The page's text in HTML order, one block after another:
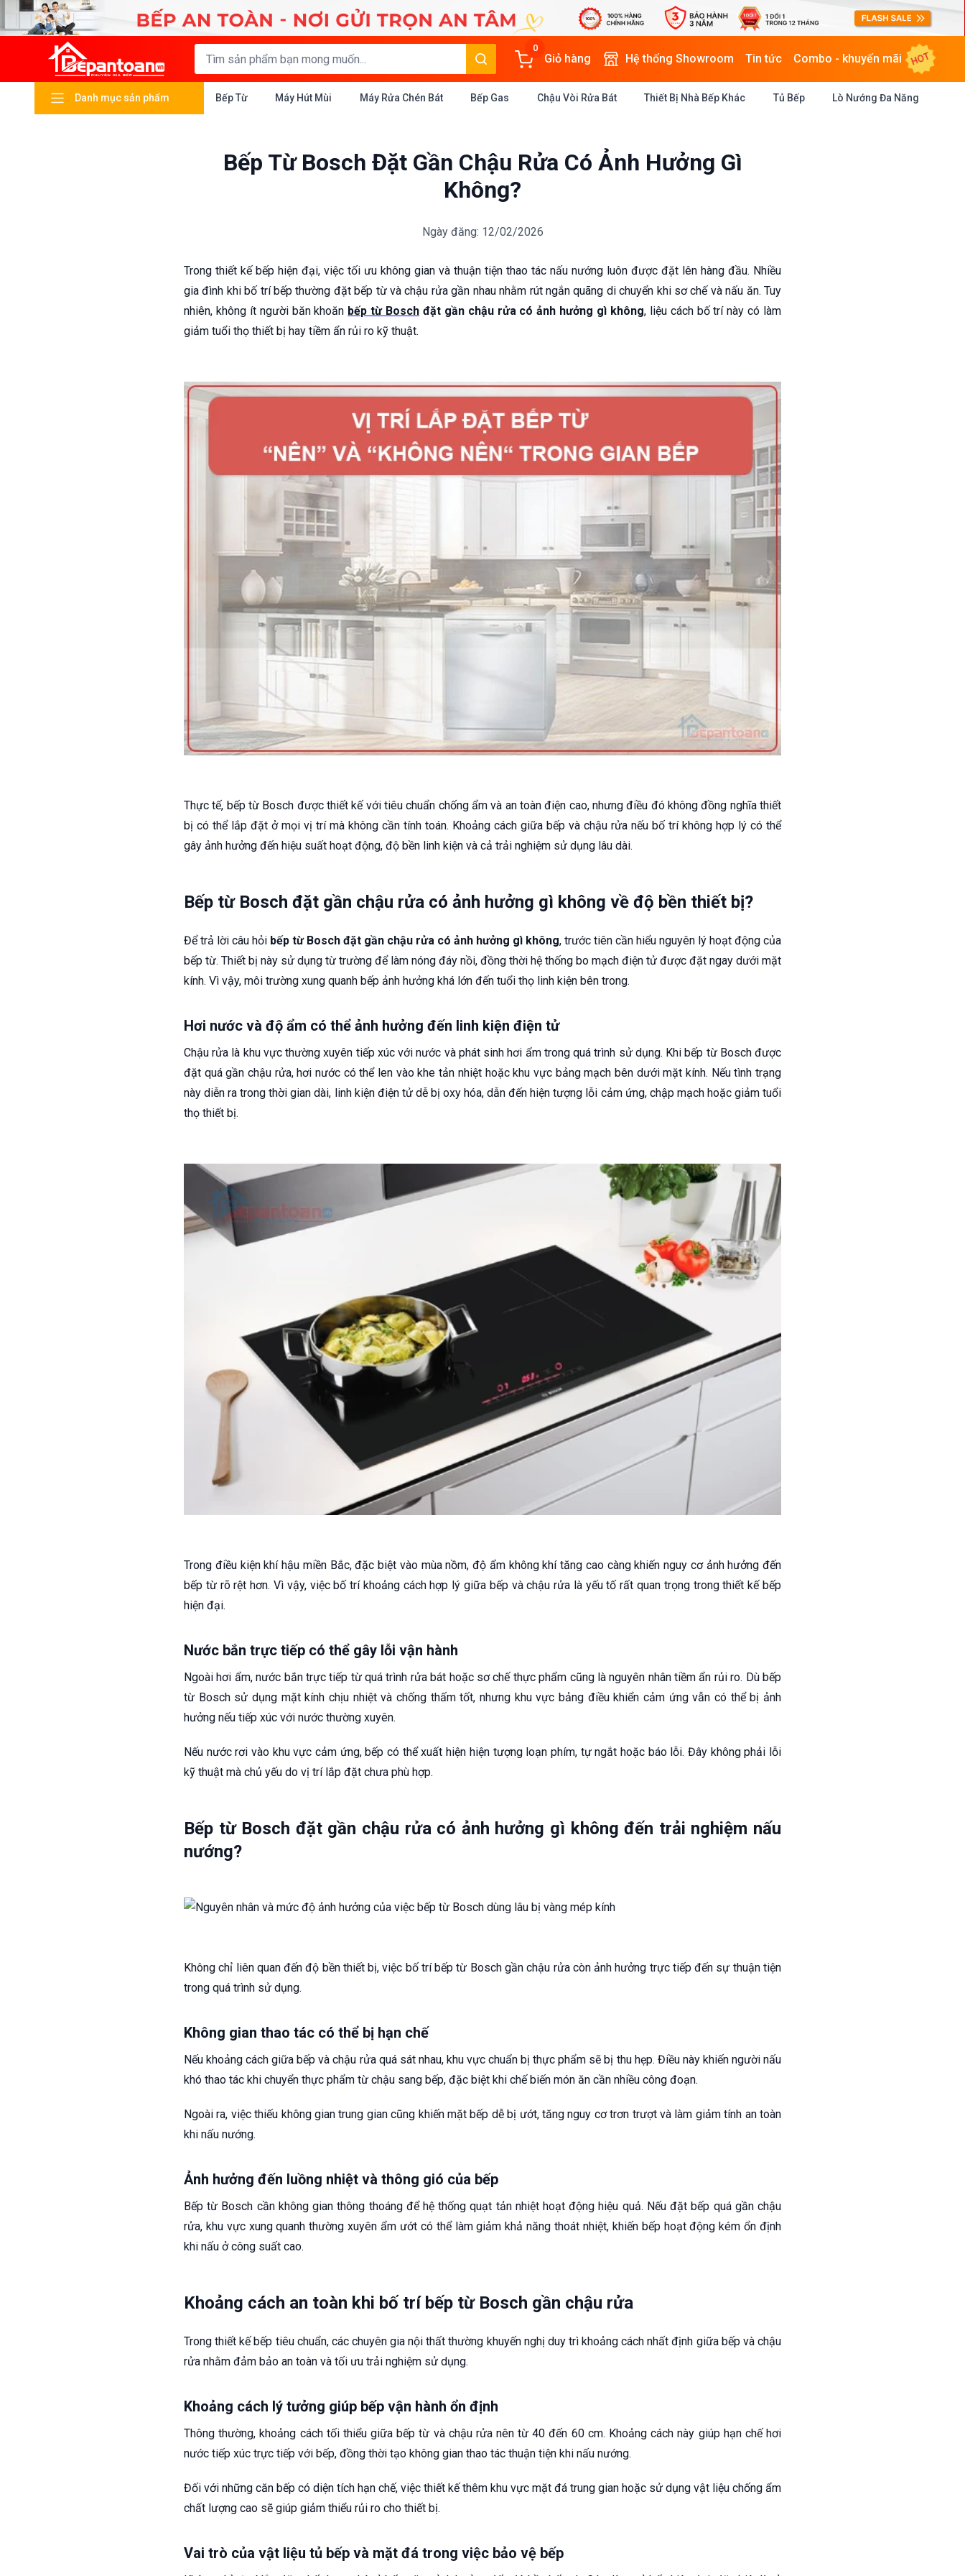
0
Giỏ hàng Hệ thống Showroom Tin tức Combo - khuyến mãi HOT
Danh mục sản phẩm Bếp Từ Máy Hút Mùi Máy Rửa Chén Bát Bếp Gas Chậu Vòi Rửa Bát Thiết Bị Nhà Bếp Khác Tủ Bếp Lò Nướng Đa Năng
Bếp Từ Bosch Đặt Gần Chậu Rửa Có Ảnh Hưởng Gì
Không?
Ngày đăng: 12/02/2026
Trong thiết kế bếp hiện đại, việc tối ưu không gian và thuận tiện thao tác nấu nướng luôn được đặt lên hàng đầu. Nhiều
gia đình khi bố trí bếp thường đặt bếp từ và chậu rửa gần nhau nhằm rút ngắn quãng di chuyển khi sơ chế và nấu ăn. Tuy
nhiên, không ít người băn khoăn bếp từ Bosch đặt gần chậu rửa có ảnh hưởng gì không, liệu cách bố trí này có làm
giảm tuổi thọ thiết bị hay tiềm ẩn rủi ro kỹ thuật.
Thực tế, bếp từ Bosch được thiết kế với tiêu chuẩn chống ẩm và an toàn điện cao, nhưng điều đó không đồng nghĩa thiết
bị có thể lắp đặt ở mọi vị trí mà không cần tính toán. Khoảng cách giữa bếp và chậu rửa nếu bố trí không hợp lý có thể
gây ảnh hưởng đến hiệu suất hoạt động, độ bền linh kiện và cả trải nghiệm sử dụng lâu dài.
Bếp từ Bosch đặt gần chậu rửa có ảnh hưởng gì không về độ bền thiết bị?
Để trả lời câu hỏi bếp từ Bosch đặt gần chậu rửa có ảnh hưởng gì không, trước tiên cần hiểu nguyên lý hoạt động của
bếp từ. Thiết bị này sử dụng từ trường để làm nóng đáy nồi, đồng thời hệ thống bo mạch điện tử được đặt ngay dưới mặt
kính. Vì vậy, môi trường xung quanh bếp ảnh hưởng khá lớn đến tuổi thọ linh kiện bên trong.
Hơi nước và độ ẩm có thể ảnh hưởng đến linh kiện điện tử
Chậu rửa là khu vực thường xuyên tiếp xúc với nước và phát sinh hơi ẩm trong quá trình sử dụng. Khi bếp từ Bosch được
đặt quá gần chậu rửa, hơi nước có thể len vào khe tản nhiệt hoặc khu vực bảng mạch bên dưới mặt kính. Nếu tình trạng
này diễn ra trong thời gian dài, linh kiện điện tử dễ bị oxy hóa, dẫn đến hiện tượng lỗi cảm ứng, chập mạch hoặc giảm tuổi
thọ thiết bị.
Trong điều kiện khí hậu miền Bắc, đặc biệt vào mùa nồm, độ ẩm không khí tăng cao càng khiến nguy cơ ảnh hưởng đến
bếp từ rõ rệt hơn. Vì vậy, việc bố trí khoảng cách hợp lý giữa bếp và chậu rửa là yếu tố rất quan trọng trong thiết kế bếp
hiện đại.
Nước bắn trực tiếp có thể gây lỗi vận hành
Ngoài hơi ẩm, nước bắn trực tiếp từ quá trình rửa bát hoặc sơ chế thực phẩm cũng là nguyên nhân tiềm ẩn rủi ro. Dù bếp
từ Bosch sử dụng mặt kính chịu nhiệt và chống thấm tốt, nhưng khu vực bảng điều khiển cảm ứng vẫn có thể bị ảnh
hưởng nếu tiếp xúc với nước thường xuyên.
Nếu nước rơi vào khu vực cảm ứng, bếp có thể xuất hiện hiện tượng loạn phím, tự ngắt hoặc báo lỗi. Đây không phải lỗi
kỹ thuật mà chủ yếu do vị trí lắp đặt chưa phù hợp.
Bếp từ Bosch đặt gần chậu rửa có ảnh hưởng gì không đến trải nghiệm nấu
nướng?
Không chỉ liên quan đến độ bền thiết bị, việc bố trí bếp từ Bosch gần chậu rửa còn ảnh hưởng trực tiếp đến sự thuận tiện
trong quá trình sử dụng.
Không gian thao tác có thể bị hạn chế
Nếu khoảng cách giữa bếp và chậu rửa quá sát nhau, khu vực chuẩn bị thực phẩm sẽ bị thu hẹp. Điều này khiến người nấu
khó thao tác khi chuyển thực phẩm từ chậu sang bếp, đặc biệt khi chế biến món ăn cần nhiều công đoạn.
Ngoài ra, việc thiếu không gian trung gian cũng khiến mặt bếp dễ bị ướt, tăng nguy cơ trơn trượt và làm giảm tính an toàn
khi nấu nướng.
Ảnh hưởng đến luồng nhiệt và thông gió của bếp
Bếp từ Bosch cần không gian thông thoáng để hệ thống quạt tản nhiệt hoạt động hiệu quả. Nếu đặt bếp quá gần chậu
rửa, khu vực xung quanh thường xuyên ẩm ướt có thể làm giảm khả năng thoát nhiệt, khiến bếp hoạt động kém ổn định
khi nấu ở công suất cao.
Khoảng cách an toàn khi bố trí bếp từ Bosch gần chậu rửa
Trong thiết kế bếp tiêu chuẩn, các chuyên gia nội thất thường khuyến nghị duy trì khoảng cách nhất định giữa bếp và chậu
rửa nhằm đảm bảo an toàn và tối ưu trải nghiệm sử dụng.
Khoảng cách lý tưởng giúp bếp vận hành ổn định
Thông thường, khoảng cách tối thiểu giữa bếp từ và chậu rửa nên từ 40 đến 60 cm. Khoảng cách này giúp hạn chế hơi
nước tiếp xúc trực tiếp với bếp, đồng thời tạo không gian thao tác thuận tiện khi nấu nướng.
Đối với những căn bếp có diện tích hạn chế, việc thiết kế thêm khu vực mặt đá trung gian hoặc sử dụng vật liệu chống ẩm
chất lượng cao sẽ giúp giảm thiểu rủi ro cho thiết bị.
Vai trò của vật liệu tủ bếp và mặt đá trong việc bảo vệ bếp